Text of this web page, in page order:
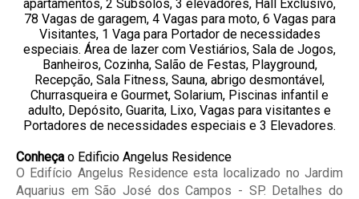
Conheçao Edificio Angelus Residence
O Edifício Angelus Residence esta localizado no Jardim
Aquarius em São José dos Campos - SP. Detalhes do